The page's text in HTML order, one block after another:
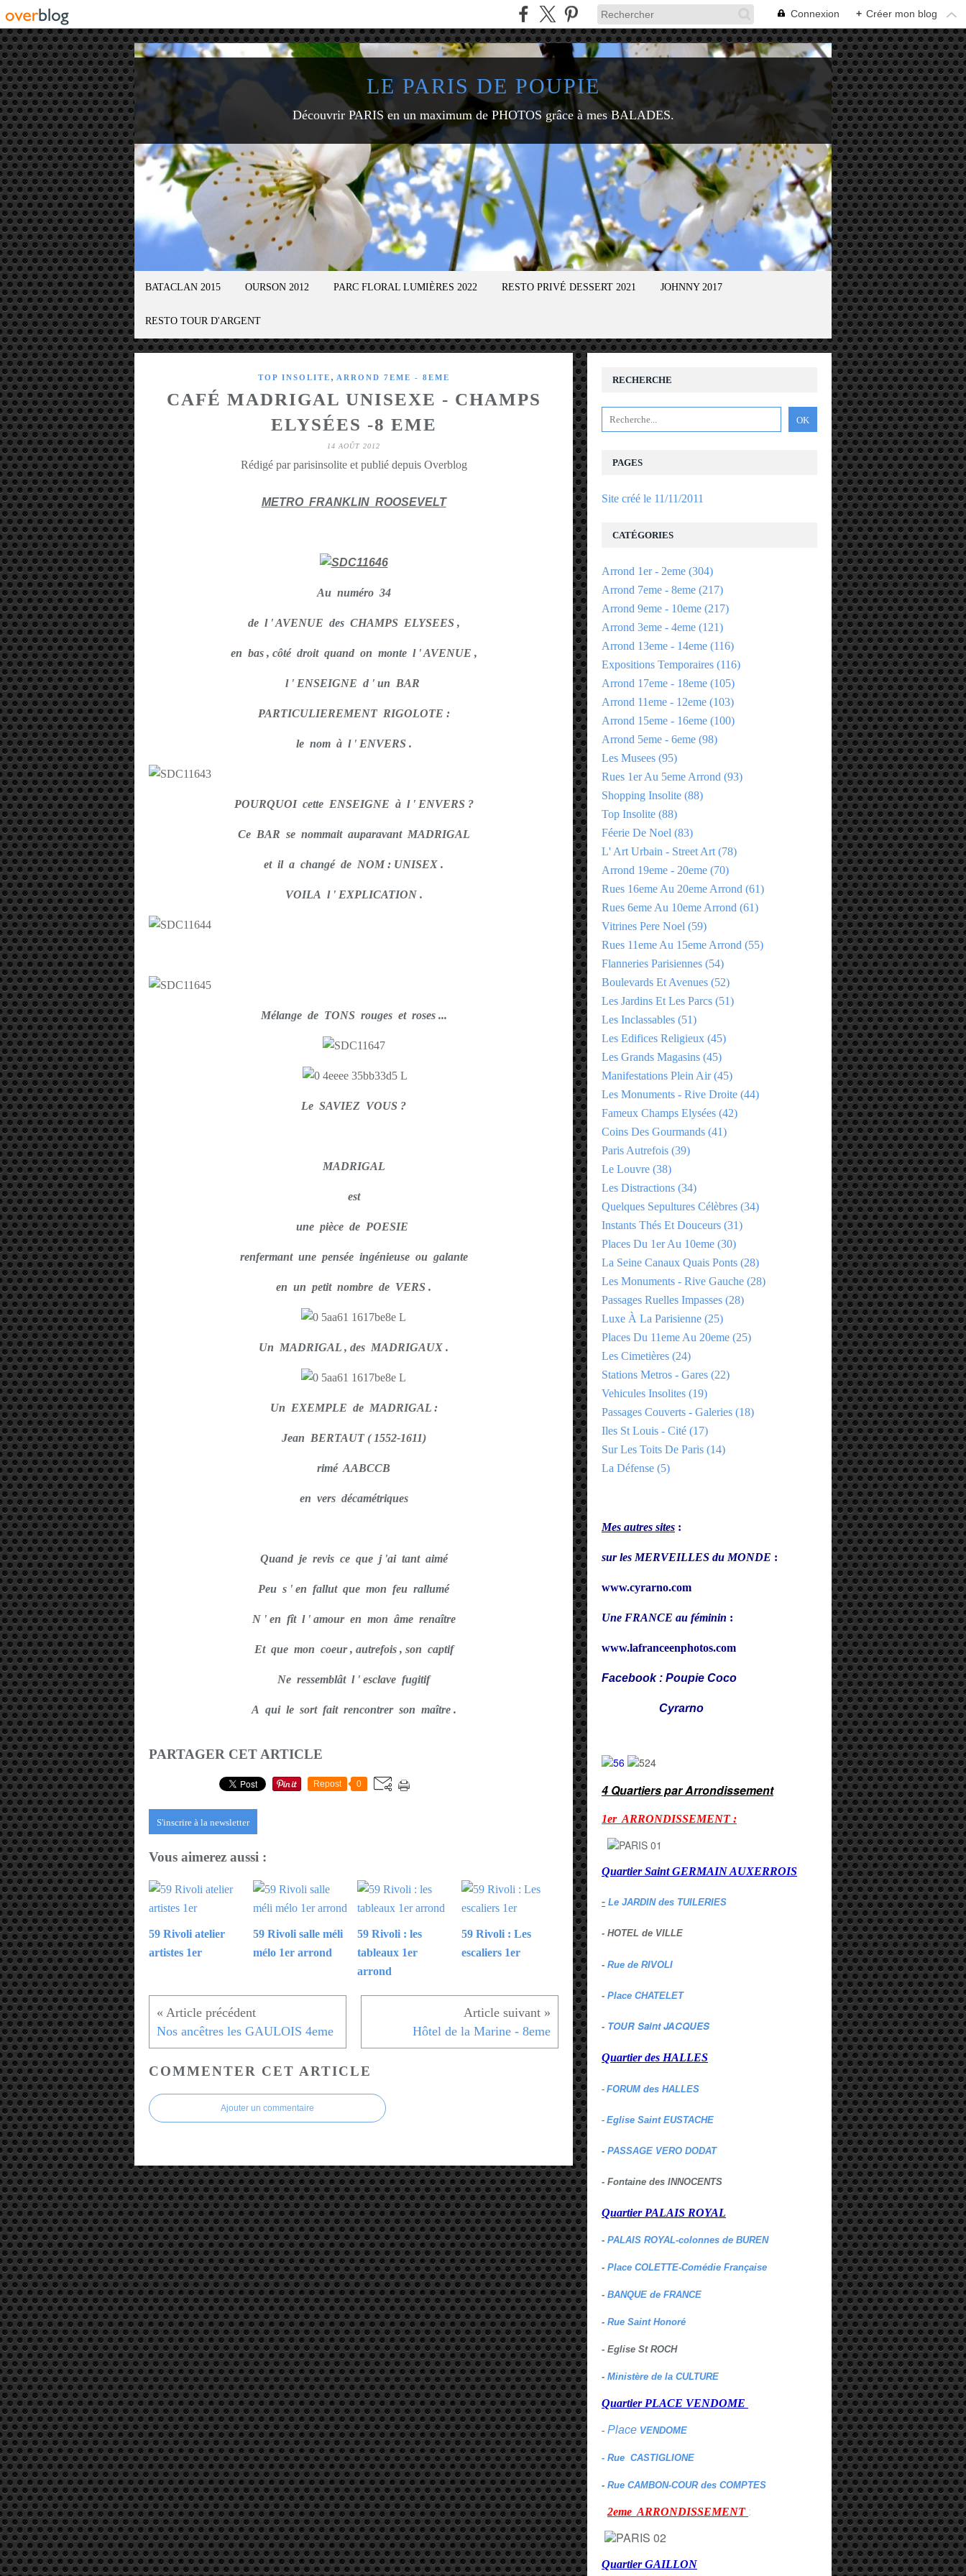
Connexion + Créer mon blog
LE PARIS DE POUPIE
Découvrir PARIS en un maximum de PHOTOS grâce à mes BALADES.
BATACLAN 2015 OURSON 2012 PARC FLORAL LUMIÈRES 2022 RESTO PRIVÉ DESSERT 2021 JOHNNY 2017
RESTO TOUR D'ARGENT
TOP INSOLITE , ARROND 7EME - 8EME
CAFÉ MADRIGAL UNISEXE - CHAMPS
ELYSÉES -8 EME
14 AOÛT 2012
Rédigé par parisinsolite et publié depuis Overblog
METRO FRANKLIN ROOSEVELT
Au numéro 34
de l ' AVENUE des CHAMPS ELYSEES ,
en bas , côté droit quand on monte l ' AVENUE ,
l ' ENSEIGNE d ' un BAR
PARTICULIEREMENT RIGOLOTE :
le nom à l ' ENVERS .
POURQUOI cette ENSEIGNE à l ' ENVERS ?
Ce BAR se nommait auparavant MADRIGAL
et il a changé de NOM : UNISEX .
VOILA l ' EXPLICATION .
Mélange de TONS rouges et roses ...
Le SAVIEZ VOUS ?
MADRIGAL
est
une pièce de POESIE
renfermant une pensée ingénieuse ou galante
en un petit nombre de VERS .
Un MADRIGAL , des MADRIGAUX .
Un EXEMPLE de MADRIGAL :
Jean BERTAUT ( 1552-1611)
rimé AABCCB
en vers décamétriques
Quand je revis ce que j 'ai tant aimé
Peu s ' en fallut que mon feu rallumé
N ' en fît l ' amour en mon âme renaître
Et que mon coeur , autrefois , son captif
Ne ressemblât l ' esclave fugitif
A qui le sort fait rencontrer son maître .
PARTAGER CET ARTICLE
Repost 0
S'inscrire à la newsletter
Vous aimerez aussi :
59 Rivoli atelier
artistes 1er
59 Rivoli salle méli
mélo 1er arrond
59 Rivoli : les
tableaux 1er
arrond
59 Rivoli : Les
escaliers 1er
Nos ancêtres les GAULOIS 4eme Hôtel de la Marine - 8eme
COMMENTER CET ARTICLE
Ajouter un commentaire
RECHERCHE
PAGES
Site créé le 11/11/2011
CATÉGORIES
Arrond 1er - 2eme (304)
Arrond 7eme - 8eme (217)
Arrond 9eme - 10eme (217)
Arrond 3eme - 4eme (121)
Arrond 13eme - 14eme (116)
Expositions Temporaires (116)
Arrond 17eme - 18eme (105)
Arrond 11eme - 12eme (103)
Arrond 15eme - 16eme (100)
Arrond 5eme - 6eme (98)
Les Musees (95)
Rues 1er Au 5eme Arrond (93)
Shopping Insolite (88)
Top Insolite (88)
Féerie De Noel (83)
L' Art Urbain - Street Art (78)
Arrond 19eme - 20eme (70)
Rues 16eme Au 20eme Arrond (61)
Rues 6eme Au 10eme Arrond (61)
Vitrines Pere Noel (59)
Rues 11eme Au 15eme Arrond (55)
Flanneries Parisiennes (54)
Boulevards Et Avenues (52)
Les Jardins Et Les Parcs (51)
Les Inclassables (51)
Les Edifices Religieux (45)
Les Grands Magasins (45)
Manifestations Plein Air(45)
Les Monuments - Rive Droite (44)
Fameux Champs Elysées (42)
Coins Des Gourmands (41)
Paris Autrefois (39)
Le Louvre (38)
Les Distractions (34)
Quelques Sepultures Célèbres (34)
Instants Thés Et Douceurs (31)
Places Du 1er Au 10eme (30)
La Seine Canaux Quais Ponts (28)
Les Monuments - Rive Gauche (28)
Passages Ruelles Impasses (28)
Luxe À La Parisienne (25)
Places Du 11eme Au 20eme (25)
Les Cimetières (24)
Stations Metros - Gares (22)
Vehicules Insolites (19)
Passages Couverts - Galeries (18)
Iles St Louis - Cité (17)
Sur Les Toits De Paris (14)
La Défense (5)
Mes autres sites :
sur les MERVEILLES du MONDE :
www.cyrarno.com
Une FRANCE au féminin :
www.lafranceenphotos.com
Facebook : Poupie Coco
Cyrarno
4 Quartiers par Arrondissement
1er ARRONDISSEMENT :
Quartier Saint GERMAIN AUXERROIS
- Le JARDIN des TUILERIES
- HOTEL de VILLE
- Rue de RIVOLI
- Place CHATELET
- TOUR Saint JACQUES
Quartier des HALLES
- FORUM des HALLES
- Eglise Saint EUSTACHE
- PASSAGE VERO DODAT
- Fontaine des INNOCENTS
Quartier PALAIS ROYAL
- PALAIS ROYAL-colonnes de BUREN
- Place COLETTE-Comédie Française
- BANQUE de FRANCE
- Rue Saint Honoré
- Eglise St ROCH
- Ministère de la CULTURE
Quartier PLACE VENDOME
- Place VENDOME
- Rue CASTIGLIONE
- Rue CAMBON-COUR des COMPTES
2eme ARRONDISSEMENT :
Quartier GAILLON